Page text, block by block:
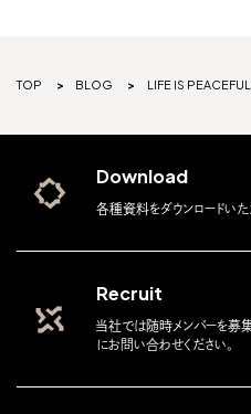
TOP BLOG LIFE IS
Download
各種資料をダウンロードいた
Recruit
当社では随時メンバーを募
にお問い合わせください。